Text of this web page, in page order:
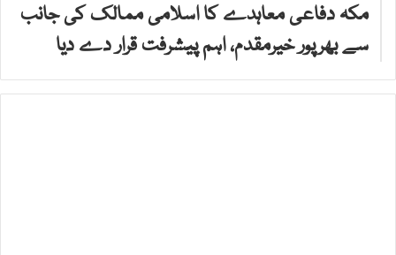
مکہ دفاعی معاہدے کا اسلامی ممالک کی جانب
سے بھرپور خیرمقدم، اہم پیشرفت قرار دے دیا